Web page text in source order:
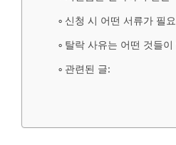
신청 시 어떤 서류가 필
탈락 사유는 어떤 것들이
관련된 글: